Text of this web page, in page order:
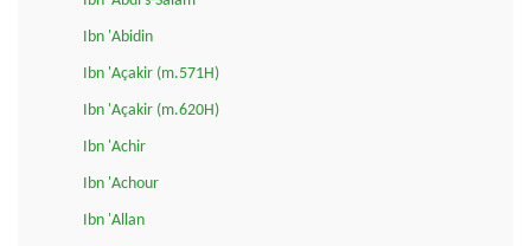
Ibn 'Abidin
Ibn 'Açakir (m.571H)
Ibn 'Açakir (m.620H)
Ibn 'Achir
Ibn 'Achour
Ibn 'Allan